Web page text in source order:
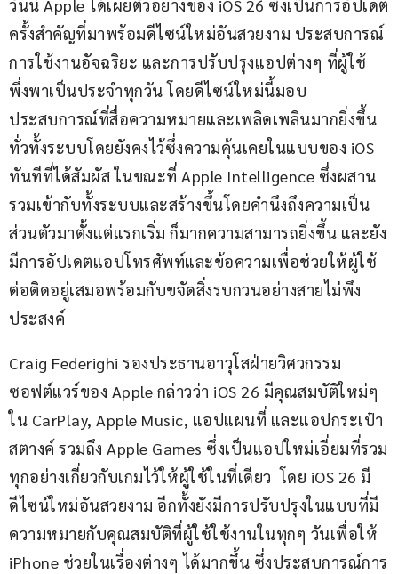
วันนี้ Apple ได้เผยตัวอย่างของ iOS 26 ซึ่งเป็นการอัปเดต
ครั้งสำคัญที่มาพร้อมดีไซน์ใหม่อันสวยงาม ประสบการณ์
การใช้งานอัจฉริยะ และการปรับปรุงแอปต่างๆ ที่ผู้ใช้
พึ่งพาเป็นประจำทุกวัน โดยดีไซน์ใหม่นี้มอบ
ประสบการณ์ที่สื่อความหมายและเพลิดเพลินมากยิ่งขึ้น
ทั่วทั้งระบบโดยยังคงไว้ซึ่งความคุ้นเคยในแบบของ iOS
ทันทีที่ได้สัมผัส ในขณะที่ Apple Intelligence ซึ่งผสาน
รวมเข้ากับทั้งระบบและสร้างขึ้นโดยคำนึงถึงความเป็น
ส่วนตัวมาตั้งแต่แรกเริ่ม ก็มากความสามารถยิ่งขึ้น และยัง
มีการอัปเดตแอปโทรศัพท์และข้อความเพื่อช่วยให้ผู้ใช้
ต่อติดอยู่เสมอพร้อมกับขจัดสิ่งรบกวนอย่างสายไม่พึง
ประสงค์
Craig Federighi รองประธานอาวุโสฝ่ายวิศวกรรม
ซอฟต์แวร์ของ Apple กล่าวว่า iOS 26 มีคุณสมบัติใหม่ๆ
ใน CarPlay, Apple Music, แอปแผนที่ และแอปกระเป๋า
สตางค์ รวมถึง Apple Games ซึ่งเป็นแอปใหม่เอี่ยมที่รวม
ทุกอย่างเกี่ยวกับเกมไว้ให้ผู้ใช้ในที่เดียว  โดย iOS 26 มี
ดีไซน์ใหม่อันสวยงาม อีกทั้งยังมีการปรับปรุงในแบบที่มี
ความหมายกับคุณสมบัติที่ผู้ใช้ใช้งานในทุกๆ วันเพื่อให้
iPhone ช่วยในเรื่องต่างๆ ได้มากขึ้น ซึ่งประสบการณ์การ